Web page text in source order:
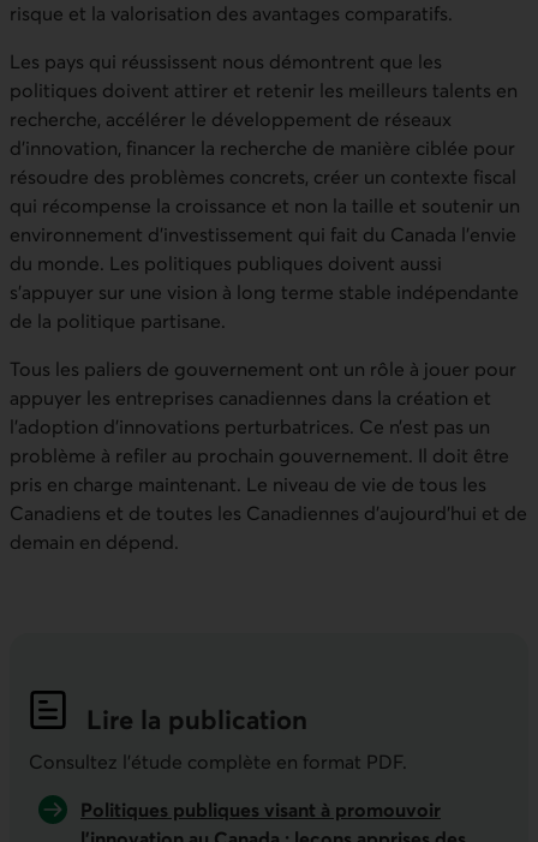
risque et la valorisation des avantages comparatifs.
Les pays qui réussissent nous démontrent que les
politiques doivent attirer et retenir les meilleurs talents en
recherche, accélérer le développement de réseaux
d’innovation, financer la recherche de manière ciblée pour
résoudre des problèmes concrets, créer un contexte fiscal
qui récompense la croissance et non la taille et soutenir un
environnement d’investissement qui fait du Canada l’envie
du monde. Les politiques publiques doivent aussi
s’appuyer sur une vision à long terme stable indépendante
de la politique partisane.
Tous les paliers de gouvernement ont un rôle à jouer pour
appuyer les entreprises canadiennes dans la création et
l’adoption d’innovations perturbatrices. Ce n’est pas un
problème à refiler au prochain gouvernement. Il doit être
pris en charge maintenant. Le niveau de vie de tous les
Canadiens et de toutes les Canadiennes d’aujourd’hui et de
demain en dépend.
Lire la publication
Indicateurs économiques de la
Consultez l'étude complète en format PDF.
Politiques publiques visant à promouvoir